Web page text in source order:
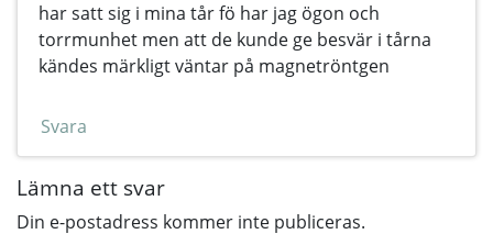
har satt sig i mina tår fö har jag ögon och
torrmunhet men att de kunde ge besvär i tårna
kändes märkligt väntar på magnetröntgen
Svara
Lämna ett svar
Din e-postadress kommer inte publiceras.